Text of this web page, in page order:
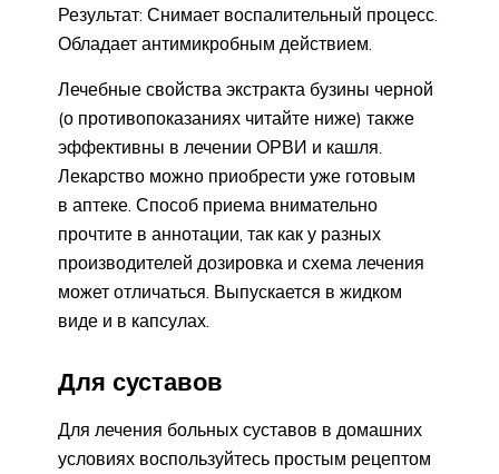
Результат: Снимает воспалительный процесс.
Обладает антимикробным действием.
Лечебные свойства экстракта бузины черной
(о противопоказаниях читайте ниже) также
эффективны в лечении ОРВИ и кашля.
Лекарство можно приобрести уже готовым
в аптеке. Способ приема внимательно
прочтите в аннотации, так как у разных
производителей дозировка и схема лечения
может отличаться. Выпускается в жидком
виде и в капсулах.
Для суставов
Для лечения больных суставов в домашних
условиях воспользуйтесь простым рецептом